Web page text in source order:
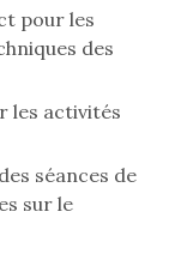
pour les
des
les activités
séances de
sur le